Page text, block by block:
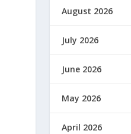
August 2026
July 2026
June 2026
May 2026
April 2026